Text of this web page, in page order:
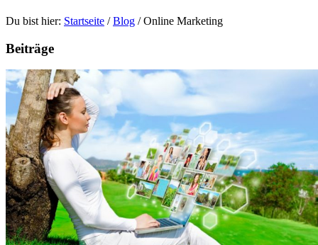
Du bist hier: Startseite / Blog / Online Marketing
Beiträge